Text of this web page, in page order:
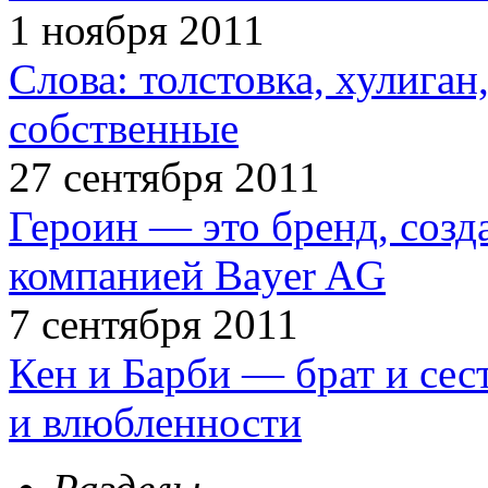
1 ноября 2011
Слова: толстовка,
собственные
27 сентября 2011
Героин — это бренд,
компанией Bayer AG
7 сентября 2011
Кен и Барби — брат и
и влюбленности